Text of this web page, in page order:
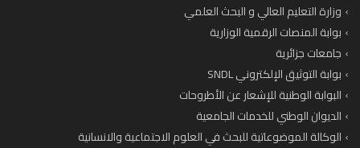
وزارة التعليم العالي و البحث العلمي
بوابة المنصات الرقمية الوزارية
جامعات جزائرية
بوابة التوثيق الإلكتروني SNDL
البوابة الوطنية للإشعار عن الأطروحات
الديوان الوطني للخدمات الجامعية
الوكالة الموضوعاتية للبحث في العلوم الاجتماعية والانسانية